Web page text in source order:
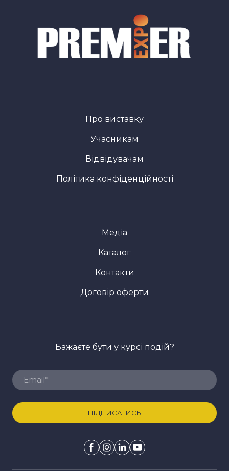
Про виставку
Учасникам
Відвідувачам
Політика конфіденційності
Медіа
Каталог
Контакти
Договір оферти
Бажаєте бути у курсі подій?
ПІДПИСАТИСЬ